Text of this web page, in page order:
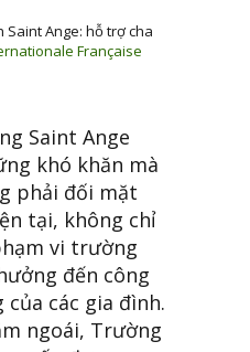
Saint Ange: hỗ trợ cha
Française
Saint Ange
khó khăn mà
phải đối mặt
tại, không chỉ
vi trường
đến công
của các gia đình.
ngoái, Trường